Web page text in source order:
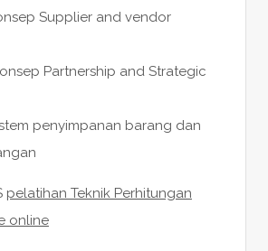
Supplier and vendor
Partnership and Strategic
penyimpanan barang dan
pelatihan Teknik Perhitungan
online